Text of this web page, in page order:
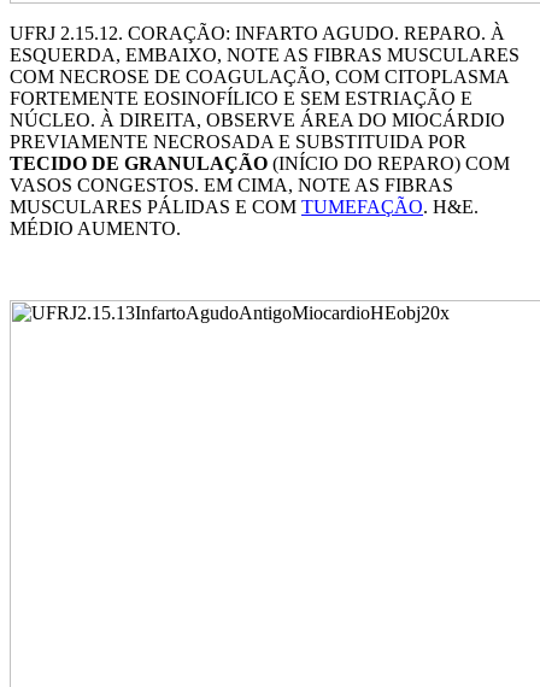
UFRJ 2.15.12. CORAÇÃO: INFARTO AGUDO. REPARO. À
ESQUERDA, EMBAIXO, NOTE AS FIBRAS MUSCULARES
COM NECROSE DE COAGULAÇÃO, COM CITOPLASMA
FORTEMENTE EOSINOFÍLICO E SEM ESTRIAÇÃO E
NÚCLEO. À DIREITA, OBSERVE ÁREA DO MIOCÁRDIO
PREVIAMENTE NECROSADA E SUBSTITUIDA POR
TECIDO DE GRANULAÇÃO (INÍCIO DO REPARO) COM
VASOS CONGESTOS. EM CIMA, NOTE AS FIBRAS
MUSCULARES PÁLIDAS E COM TUMEFAÇÃO. H&E.
MÉDIO AUMENTO.